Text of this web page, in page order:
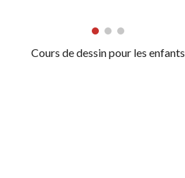
Cours de dessin pour les enfants